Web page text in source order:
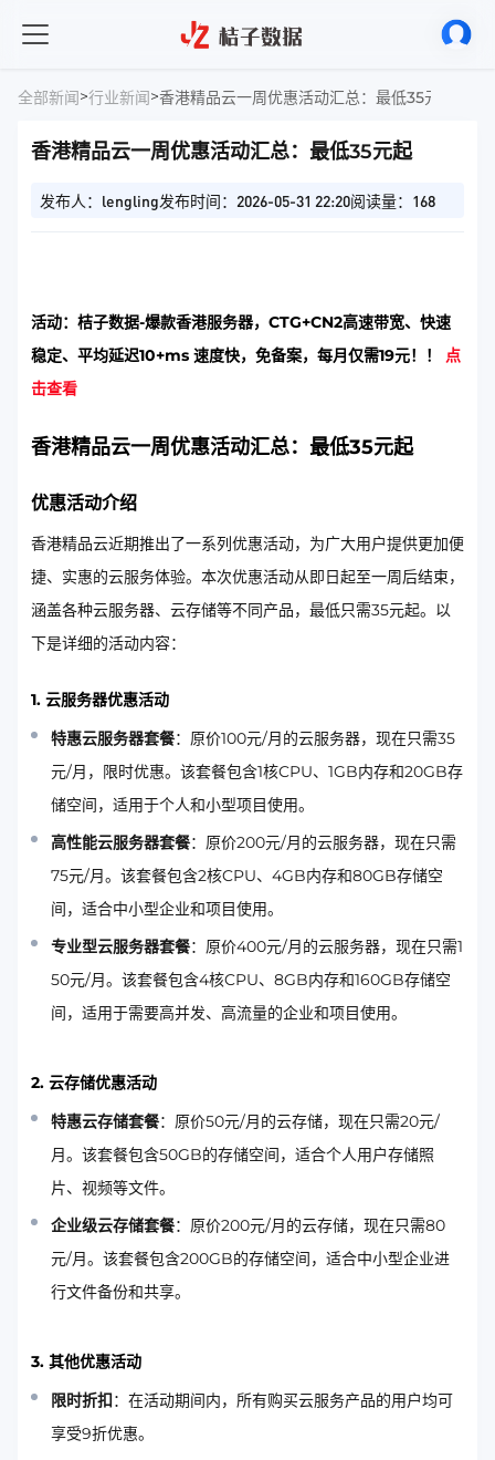
全部新闻>行业新闻>香港精品云一周优惠活动汇总：最低35元起
香港精品云一周优惠活动汇总：最低35元起
发布人：lengling发布时间：2026-05-31 22:20阅读量：168
活动：桔子数据-爆款香港服务器，CTG+CN2高速带宽、快速
稳定、平均延迟10+ms 速度快，免备案，每月仅需19元！！ 点
击查看
香港精品云一周优惠活动汇总：最低35元起
优惠活动介绍
香港精品云近期推出了一系列优惠活动，为广大用户提供更加便
捷、实惠的云服务体验。本次优惠活动从即日起至一周后结束，
涵盖各种云服务器、云存储等不同产品，最低只需35元起。以
下是详细的活动内容：
1. 云服务器优惠活动
特惠云服务器套餐：原价100元/月的云服务器，现在只需35
元/月，限时优惠。该套餐包含1核CPU、1GB内存和20GB存
储空间，适用于个人和小型项目使用。
高性能云服务器套餐：原价200元/月的云服务器，现在只需
75元/月。该套餐包含2核CPU、4GB内存和80GB存储空
间，适合中小型企业和项目使用。
专业型云服务器套餐：原价400元/月的云服务器，现在只需1
50元/月。该套餐包含4核CPU、8GB内存和160GB存储空
间，适用于需要高并发、高流量的企业和项目使用。
2. 云存储优惠活动
特惠云存储套餐：原价50元/月的云存储，现在只需20元/
月。该套餐包含50GB的存储空间，适合个人用户存储照
片、视频等文件。
企业级云存储套餐：原价200元/月的云存储，现在只需80
元/月。该套餐包含200GB的存储空间，适合中小型企业进
行文件备份和共享。
3. 其他优惠活动
限时折扣：在活动期间内，所有购买云服务产品的用户均可
享受9折优惠。